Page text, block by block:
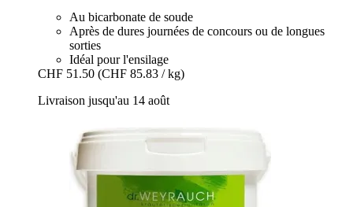
Au bicarbonate de soude
Après de dures journées de concours ou de longues
sorties
Idéal pour l'ensilage
CHF 51.50 (CHF 85.83 / kg)
Livraison jusqu'au 14 août